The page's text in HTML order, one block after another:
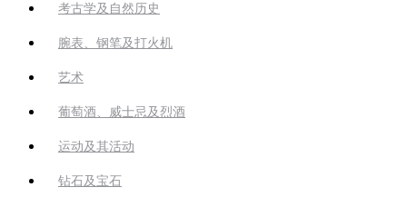
考古学及自然历史
腕表、钢笔及打火机
艺术
葡萄酒、威士忌及烈酒
运动及其活动
钻石及宝石